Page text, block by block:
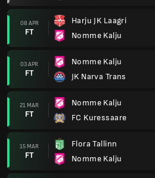
08 APR
FT
Harju JK Laagri
Nomme Kalju
03 APR
FT
Nomme Kalju
JK Narva Trans
21 MAR
FT
Nomme Kalju
FC Kuressaare
15 MAR
FT
Flora Tallinn
Nomme Kalju